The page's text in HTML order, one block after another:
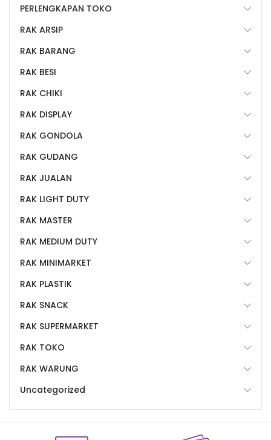
PERLENGKAPAN TOKO
RAK ARSIP
RAK BARANG
RAK BESI
RAK CHIKI
RAK DISPLAY
RAK GONDOLA
RAK GUDANG
RAK JUALAN
RAK LIGHT DUTY
RAK MASTER
RAK MEDIUM DUTY
RAK MINIMARKET
RAK PLASTIK
RAK SNACK
RAK SUPERMARKET
RAK TOKO
RAK WARUNG
Uncategorized